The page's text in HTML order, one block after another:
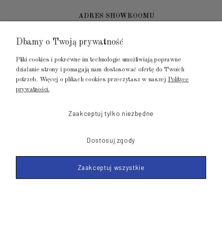
ADRES SHOWROOMU
GALERIA METROPOLIA
ul. Jana Kilińskiego 4
80-452 Gdańsk
© 2011-2026 LuksusowySen.pl
Dbamy o Twoją prywatność
Pliki cookies i pokrewne im technologie umożliwiają poprawne
działanie strony i pomagają nam dostosować ofertę do Twoich
potrzeb. Więcej o plikach cookies przeczytasz w naszej Polityce
prywatności.
Zaakceptuj tylko niezbędne
Dostosuj zgody
Zaakceptuj wszystkie